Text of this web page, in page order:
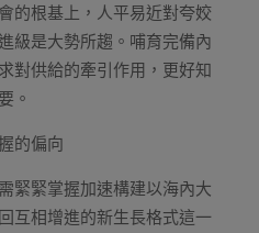
的根基上，人平易近對夸姣
級是大勢所趨。哺育完備內
對供給的牽引作用，更好知
。
的偏向
緊緊掌握加速構建以海內大
互相增進的新生長格式這一